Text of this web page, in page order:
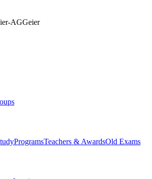
AGGeier
ProgramsTeachers & AwardsOld Exams